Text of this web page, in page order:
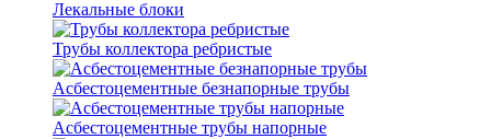
Лекальные блоки
Трубы коллектора ребристые
Асбестоцементные безнапорные трубы
Асбестоцементные трубы напорные